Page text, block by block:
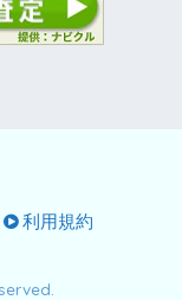
利用規約